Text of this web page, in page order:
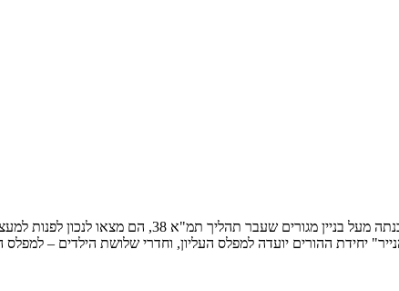
עוד בטרם רכשו בני זוג דירת דופלקס חדשה
יחידת ההורים יועדה למפלס העליון, וחדרי שלושת הילדים –